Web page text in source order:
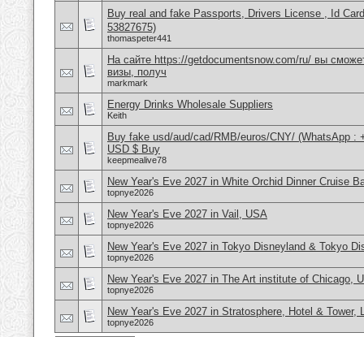
Buy real and fake Passports, Drivers License , Id
53827675)
thomaspeter441
На сайте https://getdocumentsnow.com/ru/ вы
визы, получ
markmark
Energy Drinks Wholesale Suppliers
Keith
Buy fake usd/aud/cad/RMB/euros/CNY/ (WhatsApp :
USD $ Buy
keepmealive78
New Year's Eve 2027 in White Orchid Dinner Cruise
topnye2026
New Year's Eve 2027 in Vail, USA
topnye2026
New Year's Eve 2027 in Tokyo Disneyland & Tokyo
topnye2026
New Year's Eve 2027 in The Art institute of Chicago,
topnye2026
New Year's Eve 2027 in Stratosphere, Hotel & Tower,
topnye2026